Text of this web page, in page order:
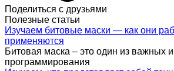
Поделиться с друзьями
Полезные статьи
Изучаем битовые маски — как они
применяются
Битовая маска – это один из важных
программирования